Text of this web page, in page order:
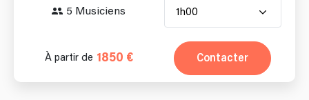
5 Musiciens 1h00
À partir de 1850 € Contacter